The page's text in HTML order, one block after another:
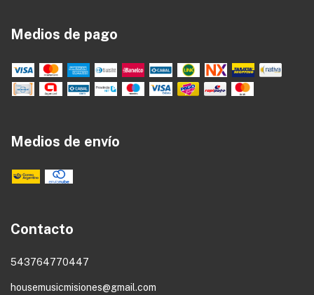
Medios de pago
Medios de envío
Contacto
543764770447
housemusicmisiones@gmail.com